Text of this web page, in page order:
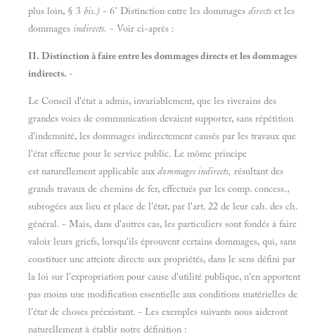
plus loin, § 3 bis.) - 6° Distinction entre les dommages directs et les
dommages indirects. - Voir ci-après :
II. Distinction à faire entre les dommages directs et les dommages
indirects. -
Le Conseil d'état a admis, invariablement, que les riverains des
grandes voies de communication devaient supporter, sans répétition
d'indemnité, les dommages indirectement causés par les travaux que
l'état effectue pour le service public. Le môme principe
est naturellement applicable aux dommages indirects, résultant des
grands travaux de chemins de fer, effectués par les comp. concess.,
subrogées aux lieu et place de l'état, par l'art. 22 de leur cah. des ch.
général. - Mais, dans d'autres cas, les particuliers sont fondés à faire
valoir leurs griefs, lorsqu'ils éprouvent certains dommages, qui, sans
constituer une atteinte directe aux propriétés, dans le sens défini par
la loi sur l'expropriation pour cause d'utilité publique, n'en apportent
pas moins une modification essentielle aux conditions matérielles de
l'état de choses préexistant. - Les exemples suivants nous aideront
naturellement à établir notre définition :